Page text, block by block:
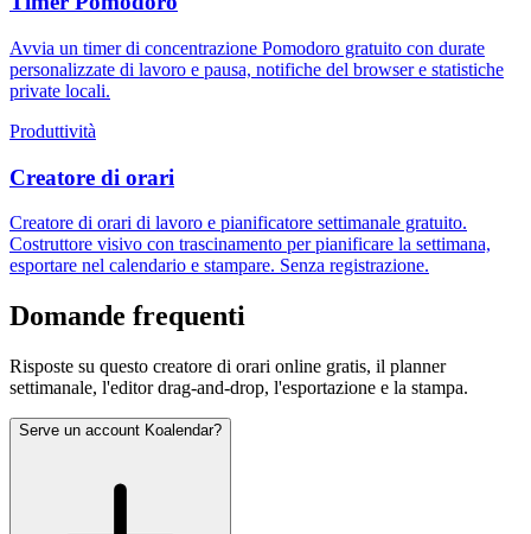
Avvia un timer di concentrazione Pomodoro gratuito con durate
personalizzate di lavoro e pausa, notifiche del browser e statistiche
private locali.
Produttività
Creatore di orari
Creatore di orari di lavoro e pianificatore settimanale gratuito.
Costruttore visivo con trascinamento per pianificare la settimana,
esportare nel calendario e stampare. Senza registrazione.
Domande frequenti
Risposte su questo creatore di orari online gratis, il planner
settimanale, l'editor drag-and-drop, l'esportazione e la stampa.
Serve un account Koalendar?